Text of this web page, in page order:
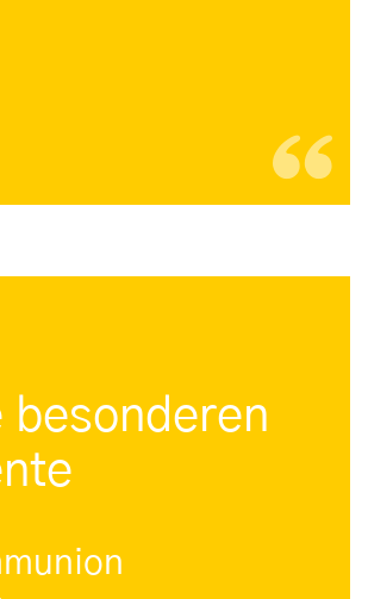
besonderen